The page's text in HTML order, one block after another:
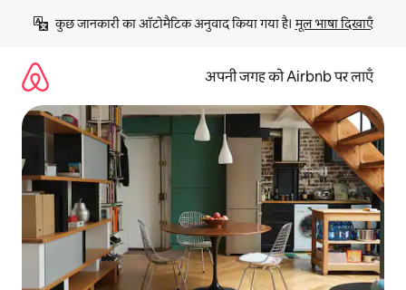
छोड़कर
कॉन्टेंट
कुछ जानकारी का ऑटोमैटिक अनुवाद किया गया है। मूल भाषा दिखाएँ
अपनी जगह को Airbnb पर लाएँ